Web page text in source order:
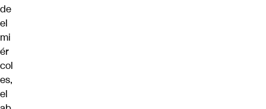
de
el
mi
ér
col
es,
el